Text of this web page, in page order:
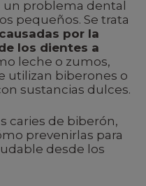
un problema dental
pequeños. Se trata
por la
los dientes a
leche o zumos,
utilizan biberones o
sustancias dulces.
caries de biberón,
prevenirlas para
desde los